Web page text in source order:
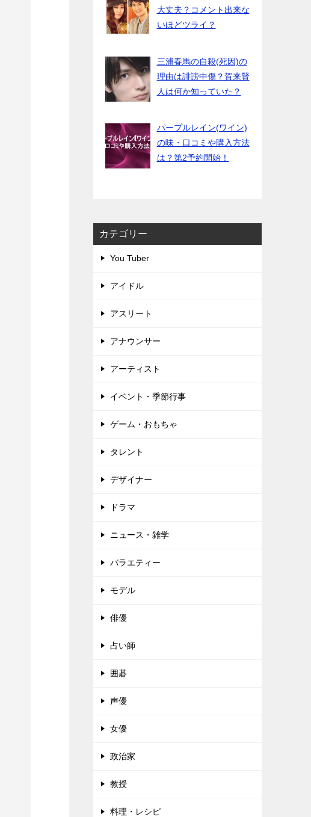
大丈夫？コメント出来な
いほどツライ？
三浦春馬の自殺(死因)の
理由は誹謗中傷？賀来賢
人は何か知っていた？
パープルレイン(ワイン)
の味・口コミや購入方法
は？第2予約開始！
カテゴリー
You Tuber
アイドル
アスリート
アナウンサー
アーティスト
イベント・季節行事
ゲーム・おもちゃ
タレント
デザイナー
ドラマ
ニュース・雑学
バラエティー
モデル
俳優
占い師
囲碁
声優
女優
政治家
教授
料理・レシピ